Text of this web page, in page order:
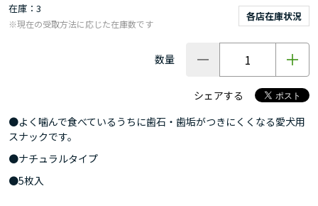
在庫 3
各店在庫状況
※現在の受取方法に応じた在庫数です
数量
シェアする
●よく噛んで食べているうちに歯石・歯垢がつきにくくなる愛犬用
スナックです。
●ナチュラルタイプ
●5枚入